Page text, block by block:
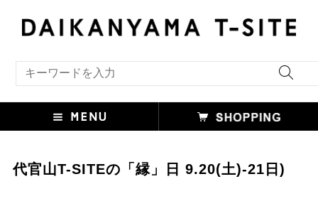
代官山T-SITEの「縁」日 9.20(土)-21日)